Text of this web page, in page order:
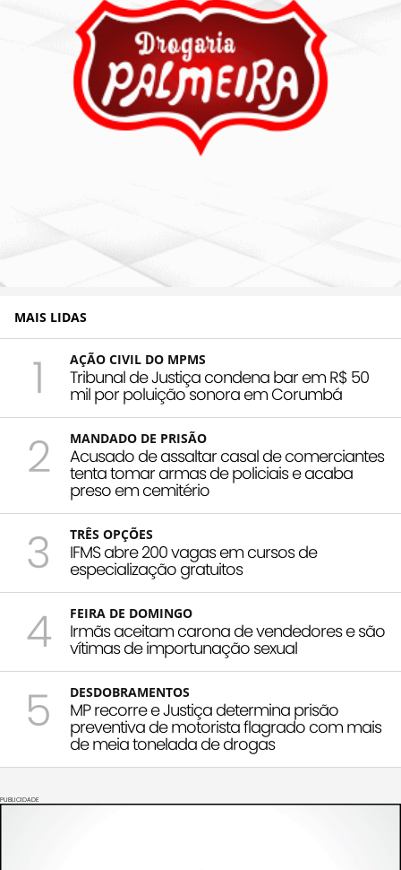
MAIS LIDAS
1 AÇÃO CIVIL DO MPMS
Tribunal de Justiça condena bar em R$ 50
mil por poluição sonora em Corumbá
2 MANDADO DE PRISÃO
Acusado de assaltar casal de comerciantes
tenta tomar armas de policiais e acaba
preso em cemitério
3 TRÊS OPÇÕES
IFMS abre 200 vagas em cursos de
especialização gratuitos
4 FEIRA DE DOMINGO
Irmãs aceitam carona de vendedores e são
vítimas de importunação sexual
5 DESDOBRAMENTOS
MP recorre e Justiça determina prisão
preventiva de motorista flagrado com mais
de meia tonelada de drogas
PUBLICIDADE